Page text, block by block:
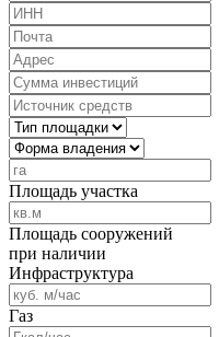
Площадь участка
Площадь сооружений
при наличии
Инфраструктура
Газ